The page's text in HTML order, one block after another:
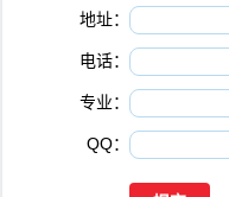
地址：
电话：
专业：
QQ：